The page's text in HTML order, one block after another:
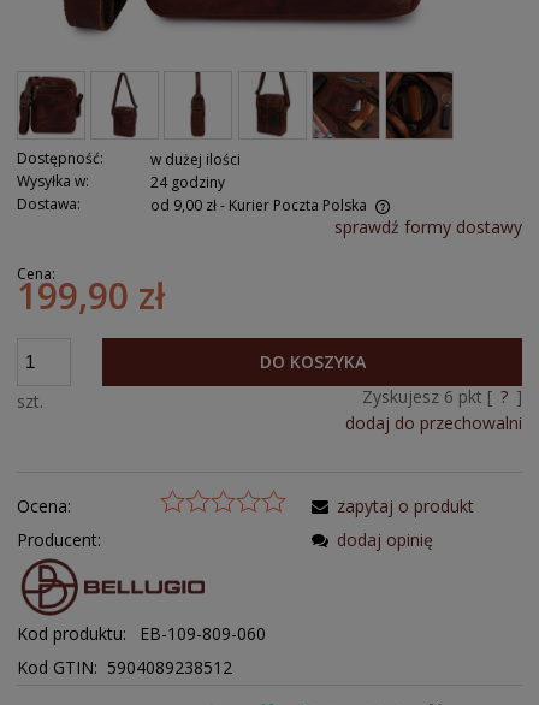
Dostępność:
w dużej ilości
Wysyłka w:
24 godziny
Dostawa:
od 9,00 zł- Kurier Poczta Polska
sprawdź formy dostawy
Cena:
199,90 zł
szt.
DO KOSZYKA
Zyskujesz 6 pkt [ ? ]
dodaj do przechowalni
Ocena:
Producent:
Kod produktu:
EB-109-809-060
Kod GTIN: 5904089238512
zapytaj o produkt
dodaj opinię